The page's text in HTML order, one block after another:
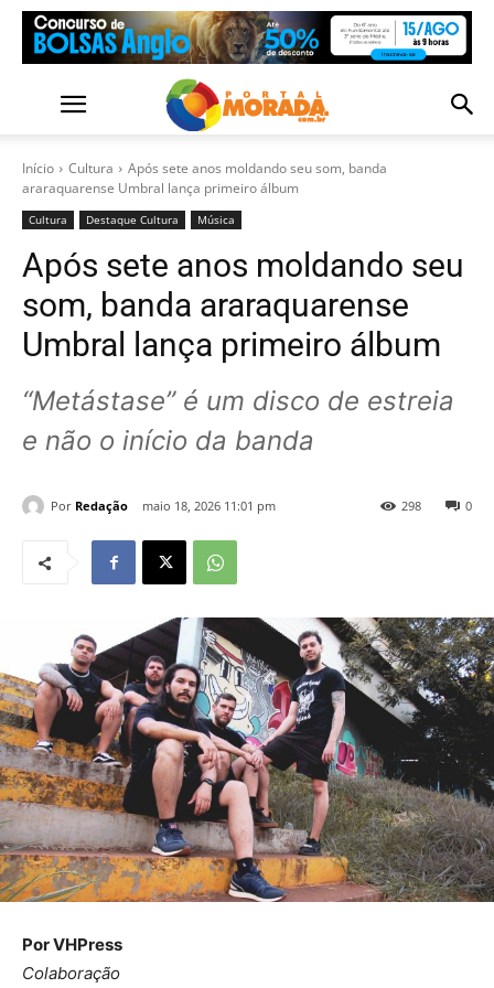
Início Cultura
Após sete anos moldando seu som, banda
araraquarense Umbral lança primeiro álbum
Cultura Destaque Cultura Música
Após sete anos moldando seu
som, banda araraquarense
Umbral lança primeiro álbum
“Metástase” é um disco de estreia
e não o início da banda
Por Redação maio 18, 2026 11:01 pm 0
298
Por VHPress
Colaboração